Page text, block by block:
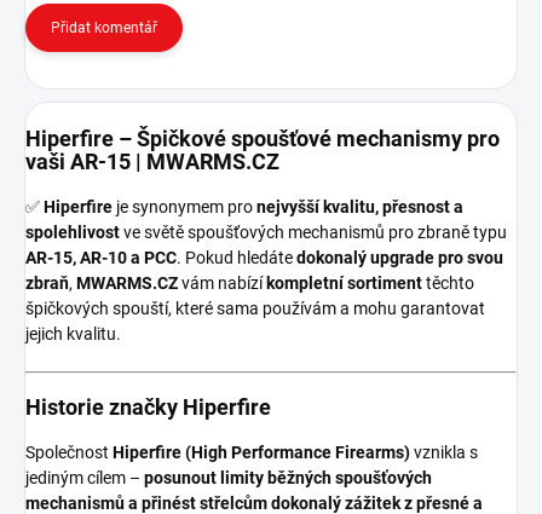
Přidat komentář
Hiperfire – Špičkové spoušťové mechanismy pro
vaši AR-15 | MWARMS.CZ
✅Hiperfire je synonymem pronejvyšší kvalitu, přesnost a
spolehlivostve světě spoušťových mechanismů pro zbraně typu
AR-15, AR-10 a PCC. Pokud hledátedokonalý upgrade pro svou
zbraň, MWARMS.CZvám nabízí kompletní sortimenttěchto
špičkových spouští, které sama používám a mohu garantovat
jejich kvalitu.
Historie značky Hiperfire
Společnost Hiperfire (High Performance Firearms)vznikla s
jediným cílem – posunout limity běžných spoušťových
mechanismů a přinést střelcům dokonalý zážitek z přesné a